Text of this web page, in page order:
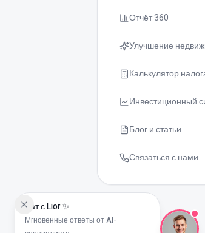
Чат с Lior ✨
Мгновенные ответы от AI-
Отчёт 360
Улучшение
Калькулятор
Инвестиционный
Блог и статьи
Связаться с нами